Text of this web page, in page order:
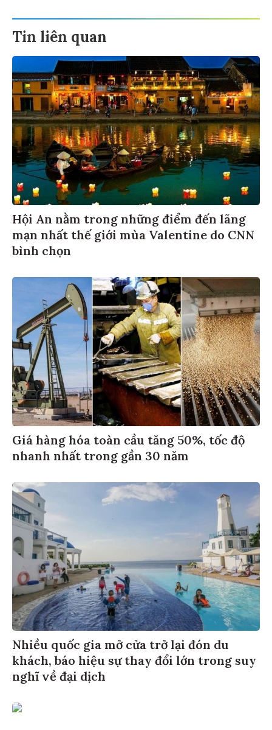
Tin liên quan
Hội An nằm trong những điểm đến lãng
mạn nhất thế giới mùa Valentine do CNN
bình chọn
Giá hàng hóa toàn cầu tăng 50%, tốc độ
nhanh nhất trong gần 30 năm
Nhiều quốc gia mở cửa trở lại đón du
khách, báo hiệu sự thay đổi lớn trong suy
nghĩ về đại dịch